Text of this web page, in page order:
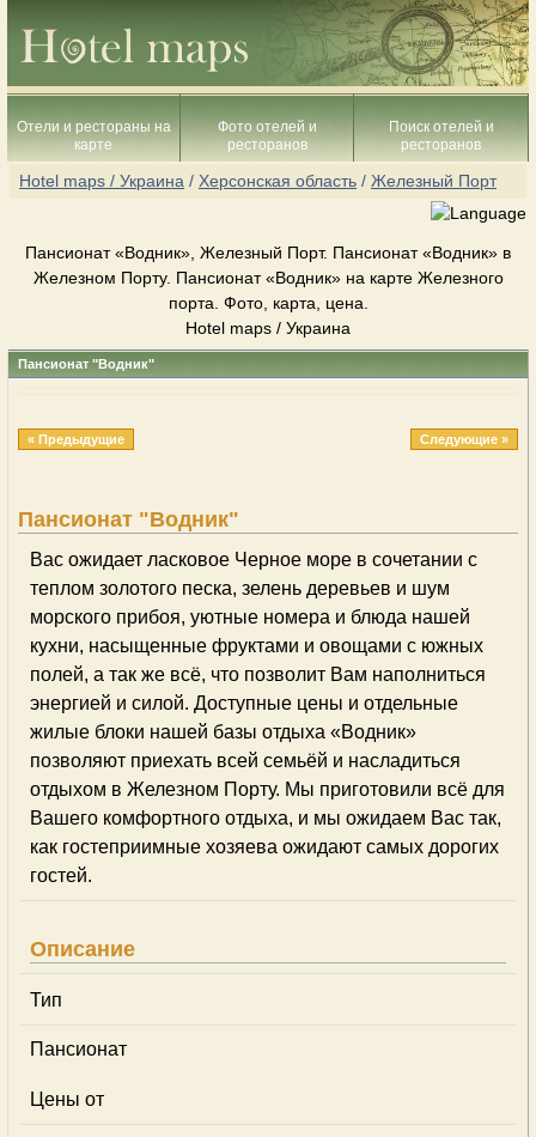
Отели и рестораны на
карте
Фото отелей и
ресторанов
Поиск отелей и
ресторанов
Hotel maps / Украина / Херсонская область / Железный Порт
Пансионат «Водник», Железный Порт. Пансионат «Водник» в
Железном Порту. Пансионат «Водник» на карте Железного
порта. Фото, карта, цена.
Hotel maps / Украина
Пансионат "Водник"
« Предыдущие Следующие »
Пансионат "Водник"
Вас ожидает ласковое Черное море в сочетании с
теплом золотого песка, зелень деревьев и шум
морского прибоя, уютные номера и блюда нашей
кухни, насыщенные фруктами и овощами с южных
полей, а так же всё, что позволит Вам наполниться
энергией и силой. Доступные цены и отдельные
жилые блоки нашей базы отдыха «Водник»
позволяют приехать всей семьёй и насладиться
отдыхом в Железном Порту. Мы приготовили всё для
Вашего комфортного отдыха, и мы ожидаем Вас так,
как гостеприимные хозяева ожидают самых дорогих
гостей.
Описание
Тип
Пансионат
Цены от